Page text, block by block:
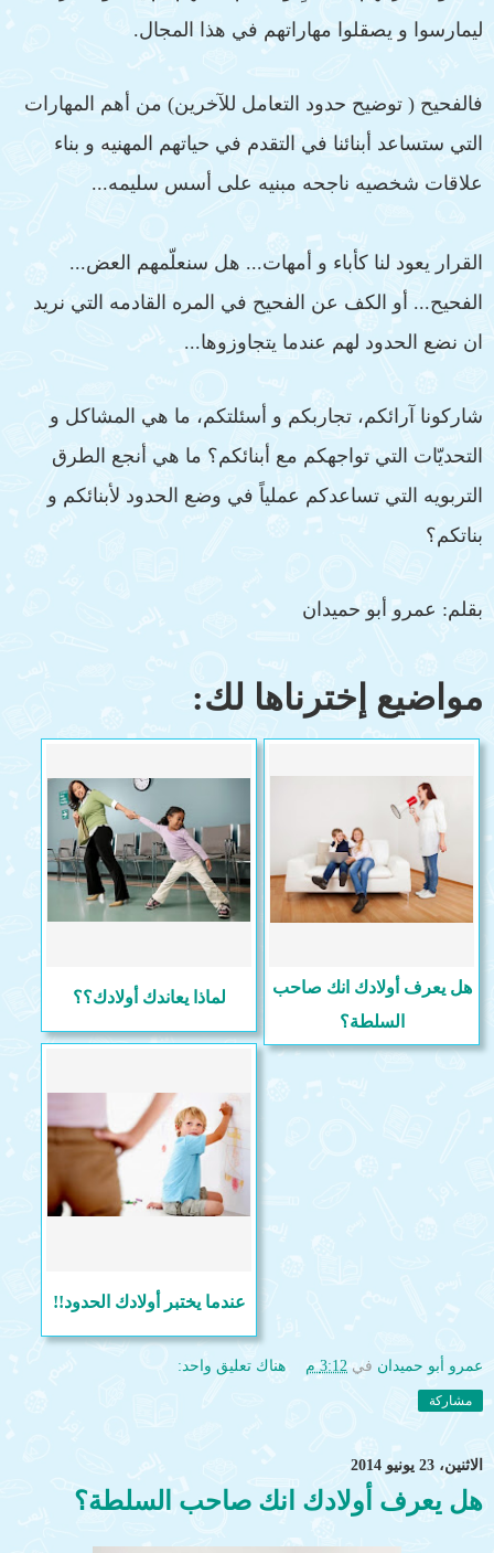
ليمارسوا و يصقلوا مهاراتهم في هذا المجال.
فالفحيح ( توضيح حدود التعامل للآخرين) من أهم المهارات
التي ستساعد أبنائنا في التقدم في حياتهم المهنيه و بناء
علاقات شخصيه ناجحه مبنيه على أسس سليمه...
القرار يعود لنا كأباء و أمهات... هل سنعلّمهم العض...
الفحيح... أو الكف عن الفحيح في المره القادمه التي نريد
ان نضع الحدود لهم عندما يتجاوزوها...
شاركونا آرائكم، تجاربكم و أسئلتكم، ما هي المشاكل و
التحديّات التي تواجهكم مع أبنائكم؟ ما هي أنجع الطرق
التربويه التي تساعدكم عملياً في وضع الحدود لأبنائكم و
بناتكم؟
بقلم: عمرو أبو حميدان
مواضيع إخترناها لك:
هل يعرف أولادك انك صاحب
السلطة؟
لماذا يعاندك أولادك؟؟
عندما يختبر أولادك الحدود!!
عمرو أبو حميدان في 3:12 م هناك تعليق واحد:
مشاركة
الاثنين، 23 يونيو 2014
هل يعرف أولادك انك صاحب السلطة؟